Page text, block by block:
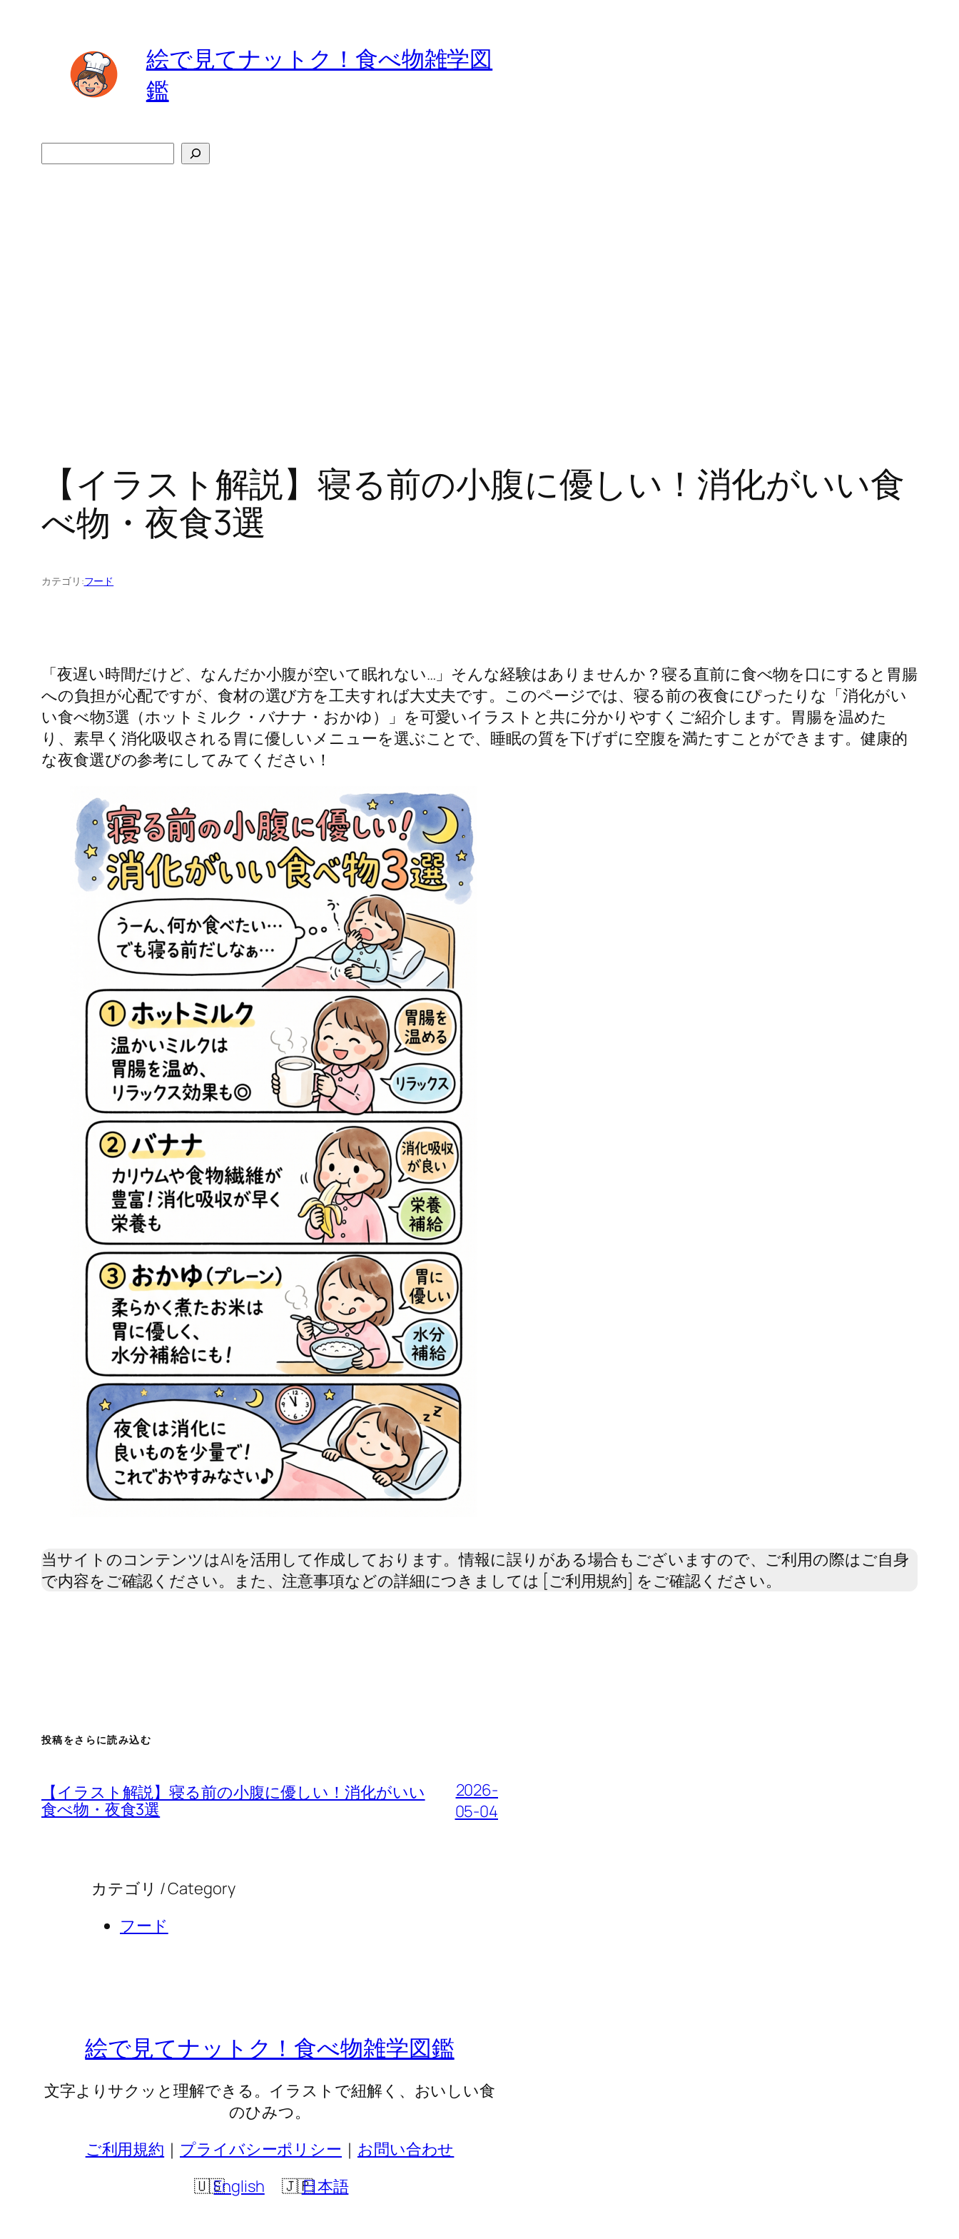
絵で見てナットク！食べ物雑学図
鑑
【イラスト解説】寝る前の小腹に優しい！消化がいい食
べ物・夜食3選
カテゴリ:フード
「夜遅い時間だけど、なんだか小腹が空いて眠れない…」そんな経験はありませんか？寝る直前に食べ物を口にすると胃腸
への負担が心配ですが、食材の選び方を工夫すれば大丈夫です。このページでは、寝る前の夜食にぴったりな「消化がい
い食べ物3選（ホットミルク・バナナ・おかゆ）」を可愛いイラストと共に分かりやすくご紹介します。胃腸を温めた
り、素早く消化吸収される胃に優しいメニューを選ぶことで、睡眠の質を下げずに空腹を満たすことができます。健康的
な夜食選びの参考にしてみてください！
当サイトのコンテンツはAIを活用して作成しております。情報に誤りがある場合もございますので、ご利用の際はご自身
で内容をご確認ください。また、注意事項などの詳細につきましては [ご利用規約] をご確認ください。
投稿をさらに読み込む
【イラスト解説】寝る前の小腹に優しい！消化がいい
食べ物・夜食3選
2026-
05-04
カテゴリ / Category
フード
絵で見てナットク！食べ物雑学図鑑
文字よりサクッと理解できる。イラストで紐解く、おいしい食
のひみつ。
ご利用規約 ｜ プライバシーポリシー ｜ お問い合わせ
English
日本語